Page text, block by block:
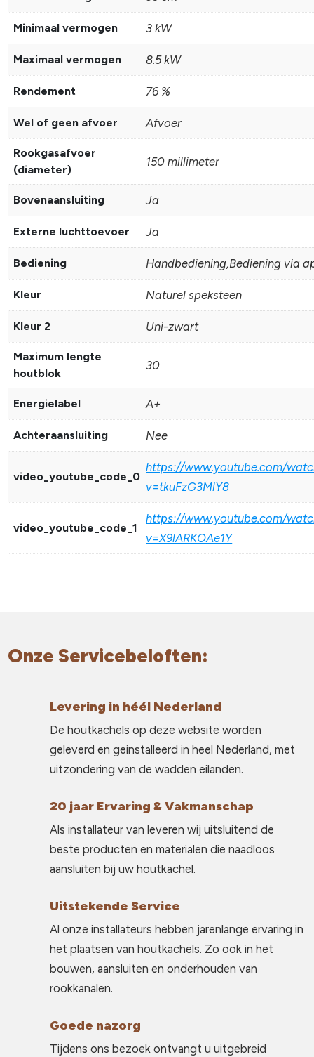
Minimaal vermogen 3 kW
Maximaal vermogen 8.5 kW
Rendement 76 %
Wel of geen afvoer Afvoer
Rookgasafvoer
(diameter)
150 millimeter
Bovenaansluiting Ja
Externe luchttoevoer Ja
Bediening Handbediening,Bediening via
Kleur Naturel speksteen
Kleur 2 Uni-zwart
Maximum lengte
houtblok
30
Energielabel A+
Achteraansluiting Nee
video_youtube_code_0
https://www.youtube.com/
v=tkuFzG3MlY8
video_youtube_code_1
https://www.youtube.com/
v=X9lARKOAe1Y
Onze Servicebeloften:
Levering in héél Nederland
De houtkachels op deze website worden
geleverd en geinstalleerd in heel Nederland, met
uitzondering van de wadden eilanden.
20 jaar Ervaring & Vakmanschap
Als installateur van leveren wij uitsluitend de
beste producten en materialen die naadloos
aansluiten bij uw houtkachel.
Uitstekende Service
Al onze installateurs hebben jarenlange ervaring in
het plaatsen van houtkachels. Zo ook in het
bouwen, aansluiten en onderhouden van
rookkanalen.
Goede nazorg
Tijdens ons bezoek ontvangt u uitgebreid